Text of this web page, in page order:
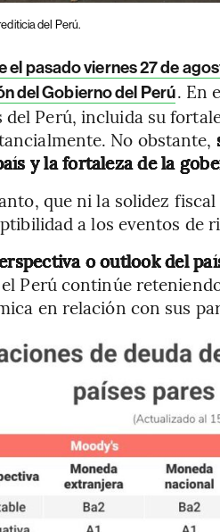
del Perú.
el pasado viernes 27 de
del Gobierno del Perú. En
Perú, incluida su
No obstante,
y la fortaleza de la
que ni la solidez
a los eventos de
o outlook del
el Perú continúe
en relación con sus